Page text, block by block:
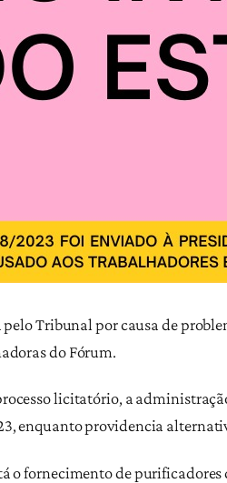
Tribunal por causa de
do Fórum.
licitatório, a
enquanto providencia
o fornecimento de